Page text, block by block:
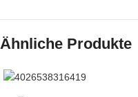
Ähnliche Produkte